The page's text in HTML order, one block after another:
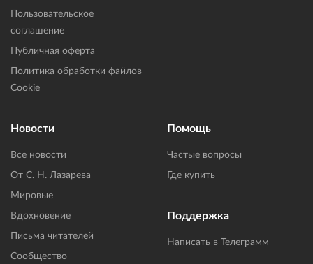
Пользовательское
соглашение
Публичная оферта
Политика обработки файлов
Cookie
Новости
Все новости
От С. Н. Лазарева
Мировые
Вдохновение
Письма читателей
Сообщество
Помощь
Частые вопросы
Где купить
Поддержка
Написать в Телеграмм